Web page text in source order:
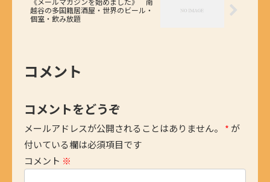
越谷の多国籍居酒屋・世界のビール・
個室・飲み放題
コメント
コメントをどうぞ
メールアドレスが公開されることはありません。 * が
付いている欄は必須項目です
コメント ※